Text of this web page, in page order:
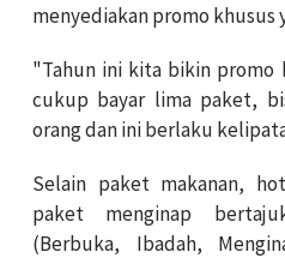
menyediakan promo khusus
"Tahun ini kita bikin promo
cukup bayar lima paket,
orang dan ini berlaku
Selain paket makanan,
paket menginap
(Berbuka, Ibadah,